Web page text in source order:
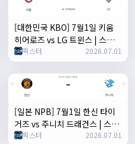
[대한민국 KBO] 7월1일 키움
히어로즈 vs LG 트윈스 | 스포츠
분석 무료 중계 토친놈
픽스터 2026.07.01
[일본 NPB] 7월1일 한신 타이
거즈 vs 주니치 드래건스 | 스포
츠 분석 무료 중계 토친놈
픽스터 2026.07.01